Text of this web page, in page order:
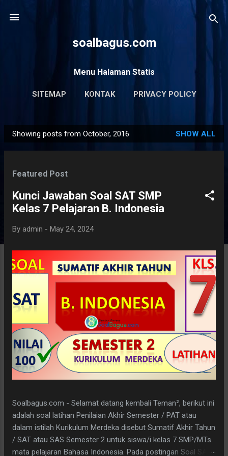
soalbagus.com
Menu Halaman Statis
SITEMAP KONTAK PRIVACY POLICY
o
Showing posts from October, 2016 SHOW ALL
Featured Post
Kunci Jawaban Soal SAT SMP
Kelas 7 Pelajaran B. Indonesia
By admin - May 24, 2024
Soalbagus.com - Selamat datang kembali Teman², berikut ini
adalah soal latihan Penilaian Akhir Semester / PAT atau
dalam istilah Kurikulum Merdeka disebut Sumatif Akhir Tahun
/ SAT atau SAS Semester 2 untuk siswa/i kelas 7 SMP/MTs
mata pelajaran Bahasa Indonesia. Pada postingan Soal SAT